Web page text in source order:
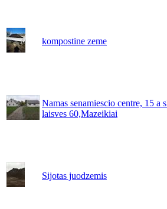
kompostine zeme
Namas senamiescio centre, 15 a
laisves 60,Mazeikiai
Sijotas juodzemis